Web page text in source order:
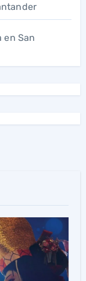
en San